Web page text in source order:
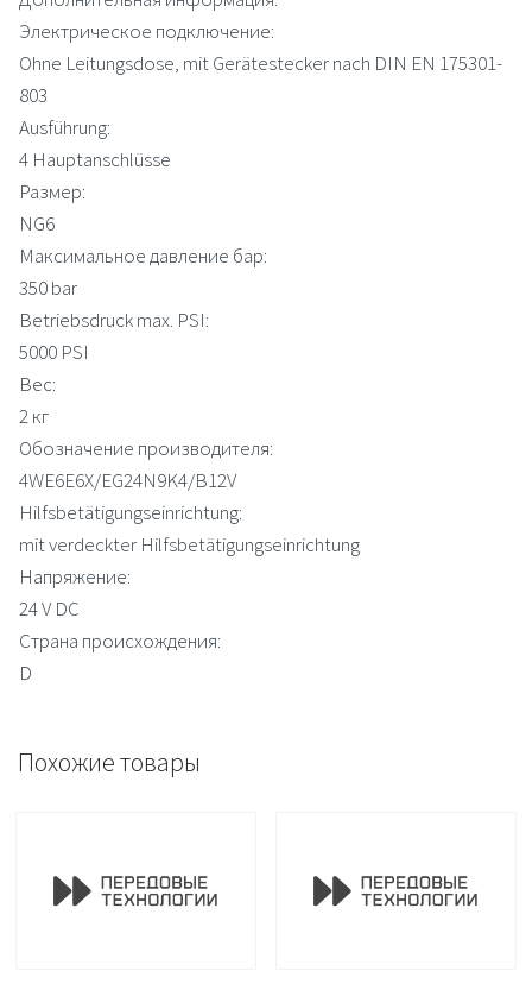
Электрическое подключение:
Ohne Leitungsdose, mit Gerätestecker nach DIN EN 175301-
803
Ausführung:
4 Hauptanschlüsse
Размер:
NG6
Максимальное давление бар:
350 bar
Betriebsdruck max. PSI:
5000 PSI
Вес:
2 кг
Обозначение производителя:
4WE6E6X/EG24N9K4/B12V
Hilfsbetätigungseinrichtung:
mit verdeckter Hilfsbetätigungseinrichtung
Напряжение:
24 V DC
Страна происхождения:
D
Похожие товары